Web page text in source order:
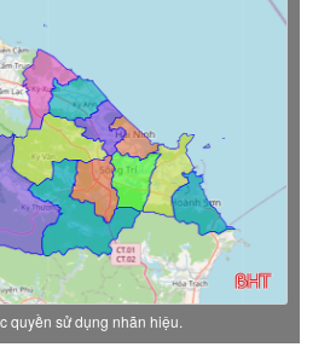
quyền sử dụng nhãn hiệu.